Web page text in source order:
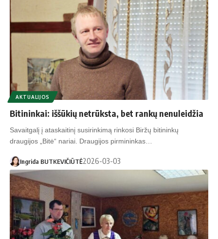
AKTUALIJOS
Bitininkai: iššūkių netrūksta, bet rankų nenuleidžia
Savaitgalį į ataskaitinį susirinkimą rinkosi Biržų bitininkų
draugijos „Bitė“ nariai. Draugijos pirmininkas…
Ingrida BUTKEVIČIŪTĖ2026-03-03